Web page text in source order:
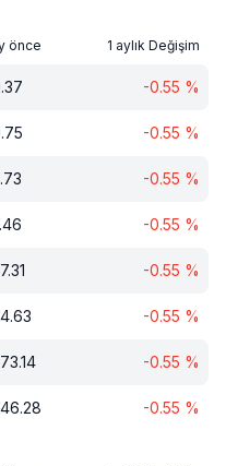
önce 1 aylık Değişim
-0.55 %
-0.55 %
-0.55 %
-0.55 %
-0.55 %
-0.55 %
-0.55 %
-0.55 %